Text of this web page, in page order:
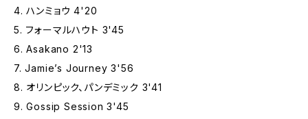
4. ハンミョウ 4'20
5. フォーマルハウト 3'45
6. Asakano 2'13
7. Jamie’s Journey 3'56
8. オリンピック、パンデミック 3'41
9. Gossip Session 3'45